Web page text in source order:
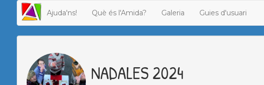
Ajuda'ns! Què és l'Amida? Galeria Guies d'usuari
NADALES 2024